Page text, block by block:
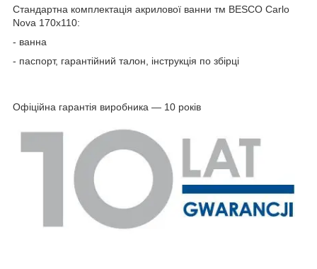
Стандартна комплектація акрилової ванни тм BESCO Carlo
Nova 170х110:
- ванна
- паспорт, гарантійний талон, інструкція по збірці
Офіційна гарантія виробника ― 10 років